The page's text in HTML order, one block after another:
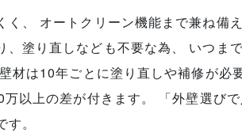
く、 オートクリーン機能まで兼ね備
、塗り直しなども不要な為、 いつま
材は10年ごとに塗り直しや補修が必
以上の差が付きます。 「外壁選び
。